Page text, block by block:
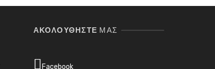
ΑΚΟΛΟΥΘΉΣΤΕ ΜΑΣ
Facebook